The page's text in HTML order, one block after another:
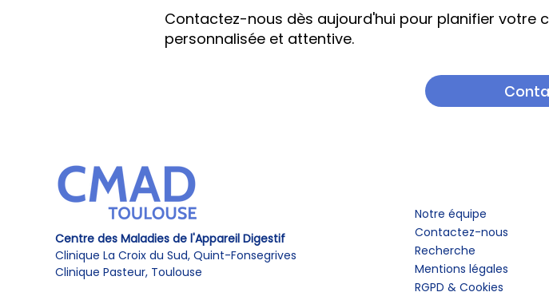
Contactez-nous dès aujourd'hui pour planifier votre
personnalisée et attentive.
Centre des Maladies de l'Appareil Digestif
Clinique La Croix du Sud, Quint-Fonsegrives
Clinique Pasteur, Toulouse
Notre équipe
Contactez-nous
Recherche
Mentions légales
RGPD & Cookies